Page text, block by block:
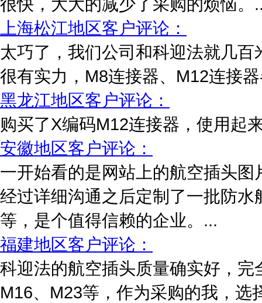
上海松江地区客户评论：
太巧了，我们公司和科迎法就几
很有实力，M8连接器、M12连接
黑龙江地区客户评论：
购买了X编码M12连接器，使用起
安徽地区客户评论：
一开始看的是网站上的航空插头
经过详细沟通之后定制了一批防
等，是个值得信赖的企业。...
福建地区客户评论：
科迎法的航空插头质量确实好，
M16、M23等，作为采购的我，